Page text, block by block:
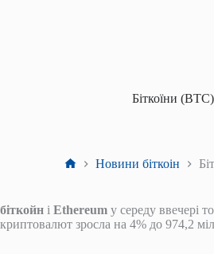
Біткоїни
Головна
Новини біткоін
біткойн і Ethereum у середу ввечері
криптовалют зросла на 4% до 974,2